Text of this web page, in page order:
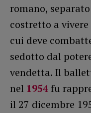
romano,
costretto a vivere
cui deve
sedotto dal
vendetta. Il
nel 1954fu
il 27 dicembre